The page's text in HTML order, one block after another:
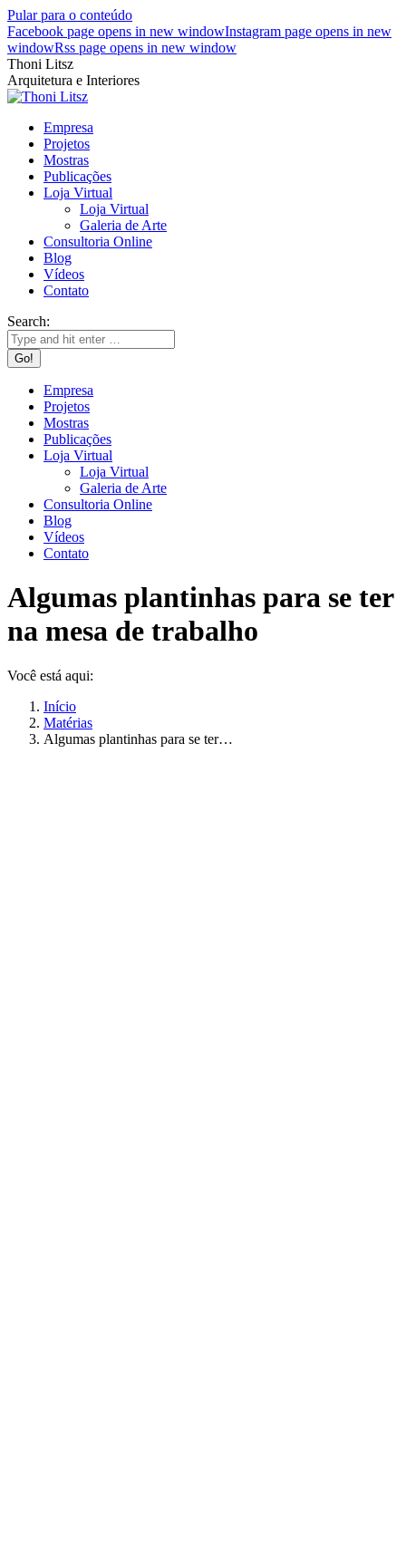
Pular para o conteúdo
Facebook page opens in new windowInstagram page opens in new
windowRss page opens in new window
Thoni Litsz
Arquitetura e Interiores
Empresa
Projetos
Mostras
Publicações
Loja Virtual
Loja Virtual
Galeria de Arte
Consultoria Online
Blog
Vídeos
Contato
Search:
Empresa
Projetos
Mostras
Publicações
Loja Virtual
Loja Virtual
Galeria de Arte
Consultoria Online
Blog
Vídeos
Contato
Algumas plantinhas para se ter
na mesa de trabalho
Você está aqui:
Início
Matérias
Algumas plantinhas para se ter…